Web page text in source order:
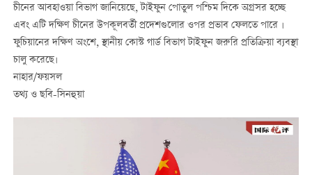
চীনের আবহাওয়া বিভাগ জানিয়েছে, টাইফুন পোতুল পশ্চিম দিকে অগ্রসর হচ্ছে
এবং এটি দক্ষিণ চীনের উপকূলবর্তী প্রদেশগুলোর ওপর প্রভাব ফেলতে পারে ।
ফুচিয়ানের দক্ষিণ অংশে, স্থানীয় কোস্ট গার্ড বিভাগ টাইফুন জরুরি প্রতিক্রিয়া ব্যবস্থা
চালু করেছে।
নাহার/ফয়সল
তথ্য ও ছবি-সিনহুয়া